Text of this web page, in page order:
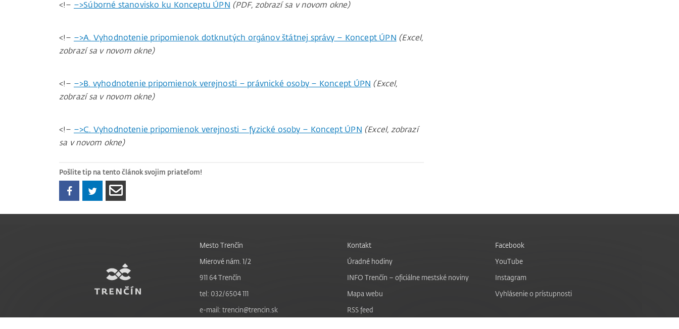
<!– –>Súborné stanovisko ku Konceptu ÚPN (PDF, zobrazí sa v novom okne)
<!– –>A. Vyhodnotenie pripomienok dotknutých orgánov štátnej správy – Koncept ÚPN (Excel,
zobrazí sa v novom okne)
<!– –>B. vyhodnotenie pripomienok verejnosti – právnické osoby – Koncept ÚPN (Excel,
zobrazí sa v novom okne)
<!– –>C. Vyhodnotenie pripomienok verejnosti – fyzické osoby – Koncept ÚPN (Excel, zobrazí
sa v novom okne)
Pošlite tip na tento článok svojim priateľom!
Mesto Trenčín
Mierové nám. 1/2
911 64 Trenčín
tel: 032/6504 111
e-mail: trencin@trencin.sk
Kontakt
Úradné hodiny
INFO Trenčín – oficiálne mestské noviny
Mapa webu
RSS feed
Facebook
YouTube
Instagram
Vyhlásenie o prístupnosti